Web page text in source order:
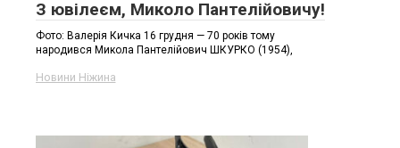
З ювілеєм, Миколо Пантелійовичу!
Фото: Валерія Кичка 16 грудня — 70 років тому
народився Микола Пантелійович ШКУРКО (1954),
Новини Ніжина